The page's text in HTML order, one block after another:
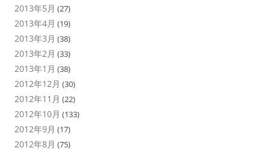
2013年5月 (27)
2013年4月 (19)
2013年3月 (38)
2013年2月 (33)
2013年1月 (38)
2012年12月 (30)
2012年11月 (22)
2012年10月 (133)
2012年9月 (17)
2012年8月 (75)